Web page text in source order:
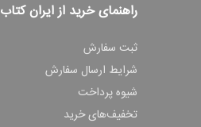
راهنمای خرید از ایران کتاب
ثبت سفارش
شرایط ارسال سفارش
شیوه پرداخت
تخفیف‌های خرید